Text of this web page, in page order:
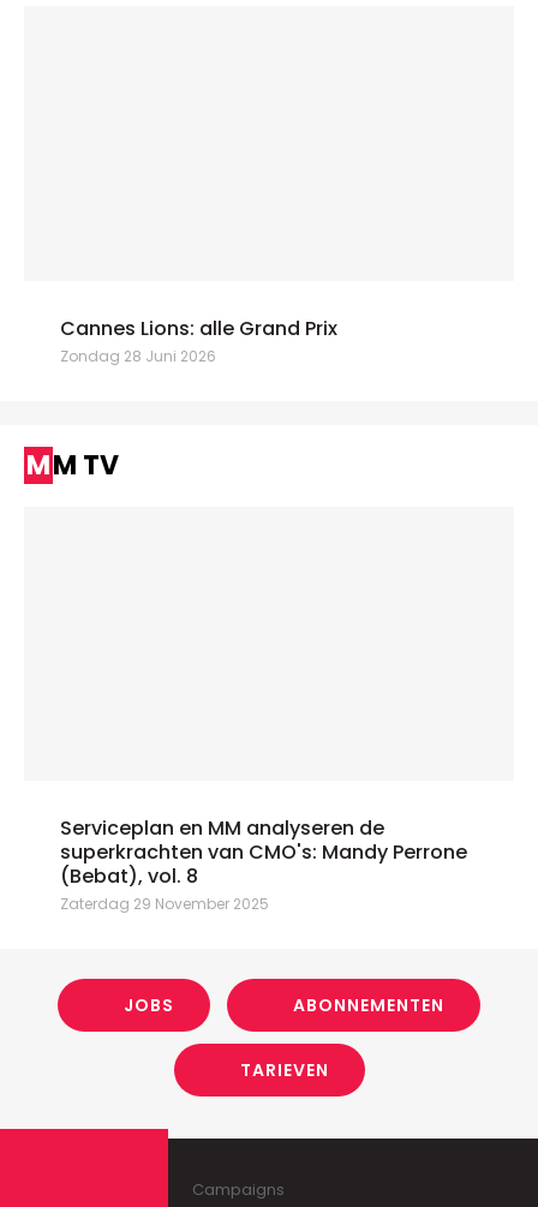
Cannes Lions: alle Grand Prix
Zondag 28 Juni 2026
MM TV
Serviceplan en MM analyseren de
superkrachten van CMO's: Mandy Perrone
(Bebat), vol. 8
Zaterdag 29 November 2025
JOBS ABONNEMENTEN
TARIEVEN
Campaigns